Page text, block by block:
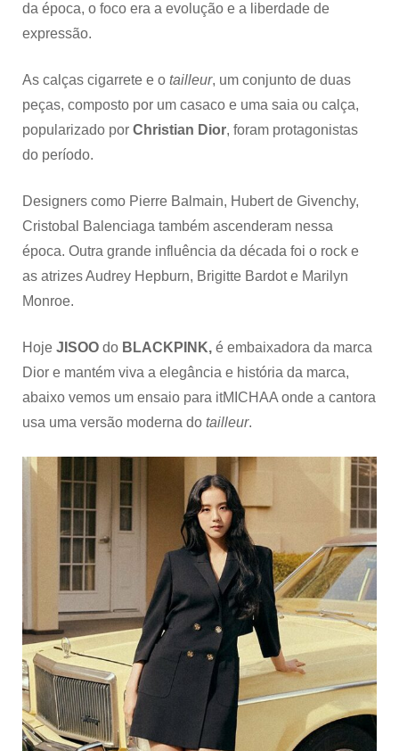
da época, o foco era a evolução e a liberdade de
expressão.
As calças cigarrete e o tailleur, um conjunto de duas
peças, composto por um casaco e uma saia ou calça,
popularizado por Christian Dior, foram protagonistas
do período.
Designers como Pierre Balmain, Hubert de Givenchy,
Cristobal Balenciaga também ascenderam nessa
época. Outra grande influência da década foi o rock e
as atrizes Audrey Hepburn, Brigitte Bardot e Marilyn
Monroe.
Hoje JISOO do BLACKPINK, é embaixadora da marca
Dior e mantém viva a elegância e história da marca,
abaixo vemos um ensaio para itMICHAA onde a cantora
usa uma versão moderna do tailleur.